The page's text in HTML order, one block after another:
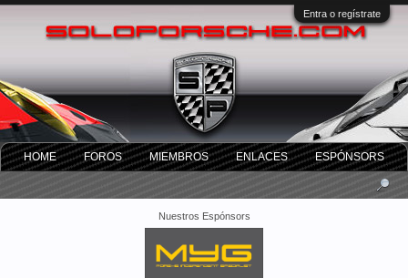
Entra o regístrate
Nuestros Espónsors
HOME FOROS MIEMBROS ENLACES ESPÓNSORS